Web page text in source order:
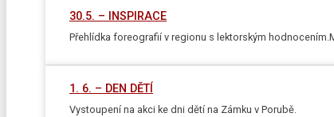
30.5. – INSPIRACE
Přehlídka foreografií v regionu s lektorským
1. 6. – DEN DĚTÍ
Vystoupení na akci ke dni dětí na Zámku v Porubě.